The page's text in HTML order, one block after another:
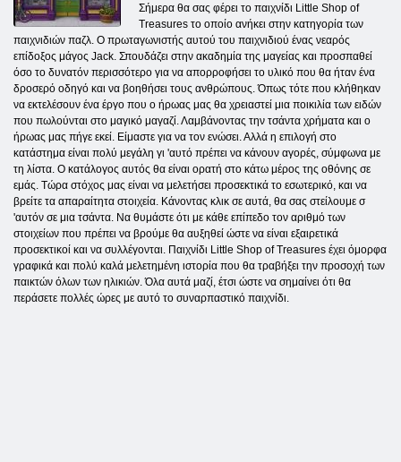
Σήμερα θα σας φέρει το παιχνίδι Little Shop of
Treasures το οποίο ανήκει στην κατηγορία των
παιχνιδιών παζλ. Ο πρωταγωνιστής αυτού του παιχνιδιού ένας νεαρός
επίδοξος μάγος Jack. Σπουδάζει στην ακαδημία της μαγείας και προσπαθεί
όσο το δυνατόν περισσότερο για να απορροφήσει το υλικό που θα ήταν ένα
δροσερό οδηγό και να βοηθήσει τους ανθρώπους. Όπως τότε που κλήθηκαν
να εκτελέσουν ένα έργο που ο ήρωας μας θα χρειαστεί μια ποικιλία των ειδών
που πωλούνται στο μαγικό μαγαζί. Λαμβάνοντας την τσάντα χρήματα και ο
ήρωας μας πήγε εκεί. Είμαστε για να τον ενώσει. Αλλά η επιλογή στο
κατάστημα είναι πολύ μεγάλη γι 'αυτό πρέπει να κάνουν αγορές, σύμφωνα με
τη λίστα. Ο κατάλογος αυτός θα είναι ορατή στο κάτω μέρος της οθόνης σε
εμάς. Τώρα στόχος μας είναι να μελετήσει προσεκτικά το εσωτερικό, και να
βρείτε τα απαραίτητα στοιχεία. Κάνοντας κλικ σε αυτά, θα σας στείλουμε σ
'αυτόν σε μια τσάντα. Να θυμάστε ότι με κάθε επίπεδο τον αριθμό των
στοιχείων που πρέπει να βρούμε θα αυξηθεί ώστε να είναι εξαιρετικά
προσεκτικοί και να συλλέγονται. Παιχνίδι Little Shop of Treasures έχει όμορφα
γραφικά και πολύ καλά μελετημένη ιστορία που θα τραβήξει την προσοχή των
παικτών όλων των ηλικιών. Όλα αυτά μαζί, έτσι ώστε να σημαίνει ότι θα
περάσετε πολλές ώρες με αυτό το συναρπαστικό παιχνίδι.